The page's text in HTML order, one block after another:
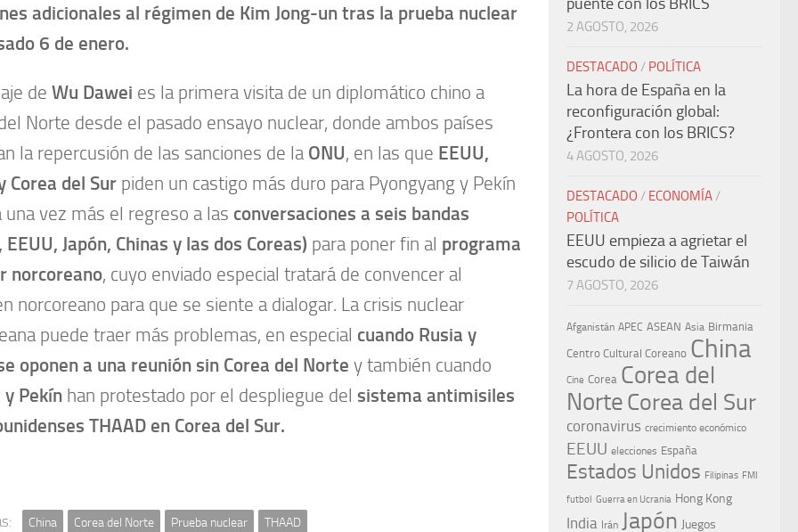
adicionales al régimen de Kim Jong-un tras la prueba nuclear
6 de enero.
de Wu Dawei es la primera visita de un diplomático chino a
Norte desde el pasado ensayo nuclear, donde ambos países
la repercusión de las sanciones de la ONU, en las que EEUU,
Corea del Sur piden un castigo más duro para Pyongyang y Pekín
una vez más el regreso a las conversaciones a seis bandas
EEUU, Japón, Chinas y las dos Coreas) para poner fin al programa
norcoreano, cuyo enviado especial tratará de convencer al
norcoreano para que se siente a dialogar. La crisis nuclear
puede traer más problemas, en especial cuando Rusia y
oponen a una reunión sin Corea del Norte y también cuando
Pekín han protestado por el despliegue del sistema antimisiles
THAAD en Corea del Sur.
China Corea del Norte Prueba nuclear THAAD
2 AGOSTO, 2026
DESTACADO / POLÍTICA
La hora de España en la
reconfiguración global:
¿Frontera con los BRICS?
4 AGOSTO, 2026
DESTACADO / ECONOMÍA/
POLÍTICA
EEUU empieza a agrietar el
escudo de silicio de Taiwán
7 AGOSTO, 2026
Afganistán APEC ASEAN Asia Birmania
Centro Cultural Coreano China
Cine Corea Corea del
NorteCorea del Sur
coronavirus crecimiento económico
EEUU elecciones España
Estados Unidos Filipinas FMI
futbol Guerra en Ucrania Hong Kong
India Irán Japón Juegos